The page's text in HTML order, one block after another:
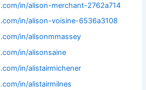
in/alison-merchant-2762a714
in/alison-voisine-6536a3108
in/alisonmmassey
in/alisonsaine
in/alistairmichener
in/alistairmilnes